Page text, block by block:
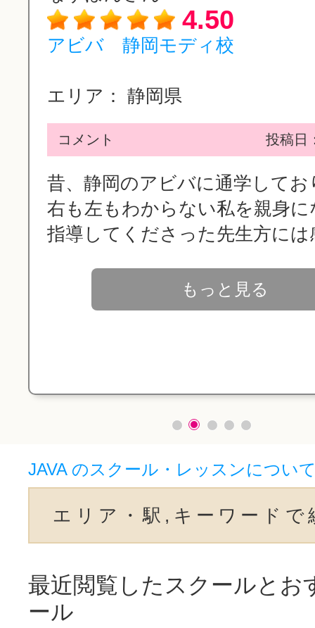
4.50
アビバ 静岡モディ校
エリア： 静岡県
コメント 投稿日
昔、静岡のアビバに通学して
右も左もわからない私を親身
指導してくださった先生方には
もっと見る
JAVA のスクール・レッスンについ
エリア・駅,キーワードで
最近閲覧したスクールとお
ール